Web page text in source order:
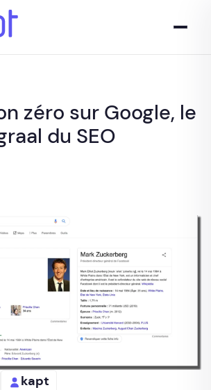
zéro sur Google, le
du SEO
kapt